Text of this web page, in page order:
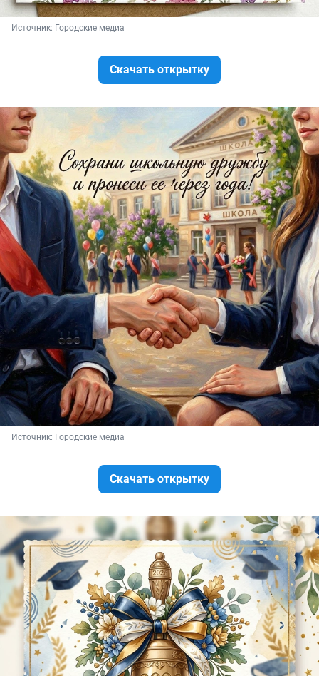
Источник: Городские медиа
Скачать открытку
Источник: Городские медиа
Скачать открытку